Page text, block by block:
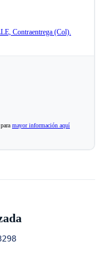
Contraentrega (Col).
mayor información aquí